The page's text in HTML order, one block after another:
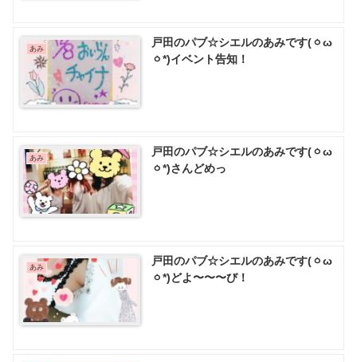
あみ
戸田のパブ☆シエルのあみです(ㆁω
ㆁ*)イベント告知！
あみ
戸田のパブ☆シエルのあみです(ㆁω
ㆁ*)さんどめっ
あみ
戸田のパブ☆シエルのあみです(ㆁω
ㆁ*)どよ〜〜〜び！